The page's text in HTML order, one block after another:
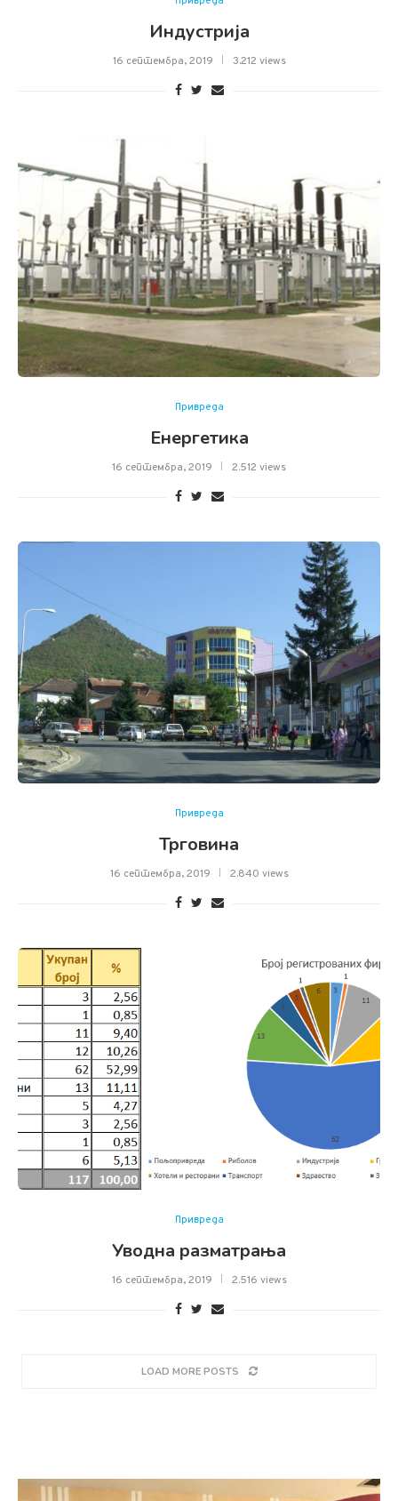
Индустрија
16 септембра, 2019 3.212 views
Привреда
Енергетика
16 септембра, 2019 2.512 views
Привреда
Трговина
16 септембра, 2019 2.840 views
Привреда
Уводна разматрања
16 септембра, 2019 2.516 views
LOAD MORE POSTS